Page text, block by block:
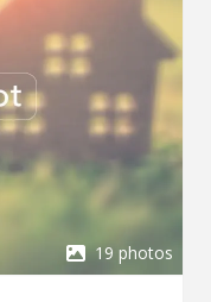
19 photos